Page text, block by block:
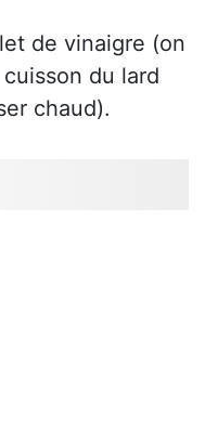
de vinaigre (on
du lard
chaud).